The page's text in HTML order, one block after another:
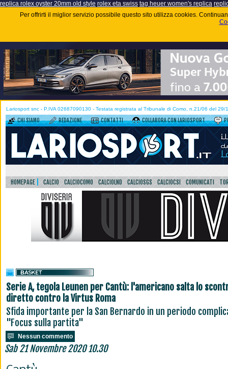
replica rolex oyster 20mm old style rolex eta swiss tag heuer women's replica
Per offrirti il miglior servizio possibile questo sito utilizza cookies.
Lariosport snc - P.IVA 02687090130 - Testata registrata al Tribunale di Como, n.21/06 del 29/
CHI SIAMO REDAZIONE CONTATTI COLLABORA CON LARIOSPORT
HOMEPAGE CALCIO CALCIOCOMO CALCIOLND CALCIOSGS CALCIOCSI COMUNICATI
Serie A, tegola Leunen per Cantù: l'americano salta lo
diretto contro la Virtus Roma
Sfida importante per la San Bernardo in un periodo
"Focus sulla partita"
Nessun commento
Sab 21 Novembre 2020 10.30